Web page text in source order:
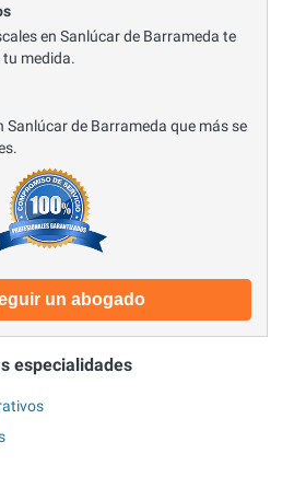
en Sanlúcar de Barrameda te
medida.
de Barrameda que más se
un abogado
especialidades